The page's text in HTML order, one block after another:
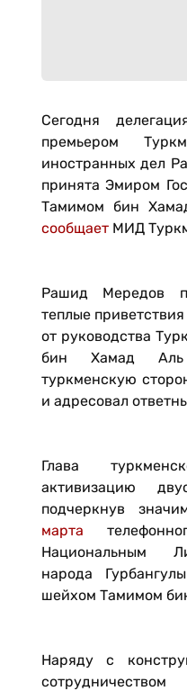
Сегодня
премьером
иностранных дел
принята Эмиром
Тамимом бин
сообщаетМИД
Рашид Мередов
теплые
от руководства
бин Хамад Аль
туркменскую
и адресовал
Глава
активизацию
подчеркнув
марта
Национальным
народа
шейхом Тамимом
Наряду с